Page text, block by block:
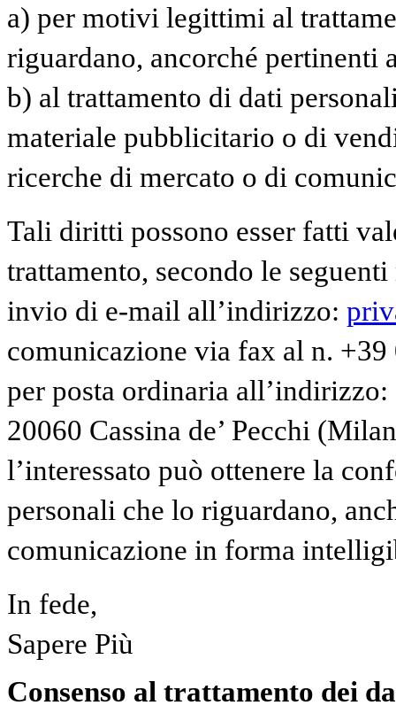
a) per motivi legittimi al
riguardano, ancorché pertinenti
b) al trattamento di dati
materiale pubblicitario o di
ricerche di mercato o di
Tali diritti possono esser fatti
trattamento, secondo le
invio di e-mail all’indirizzo:
comunicazione via fax al n.
per posta ordinaria all’indirizzo:
20060 Cassina de’ Pecchi
l’interessato può ottenere la
personali che lo riguardano,
comunicazione in forma
In fede,
Sapere Più
Consenso al trattamento dei